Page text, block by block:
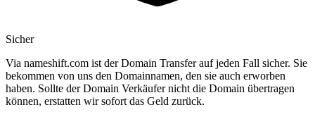
Sicher
Via nameshift.com ist der Domain Transfer auf jeden Fall sicher. Sie
bekommen von uns den Domainnamen, den sie auch erworben
haben. Sollte der Domain Verkäufer nicht die Domain übertragen
können, erstatten wir sofort das Geld zurück.